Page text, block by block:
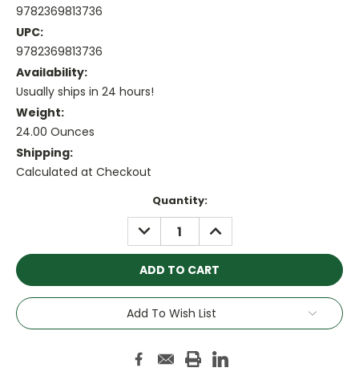
9782369813736
UPC:
9782369813736
Availability:
Usually ships in 24 hours!
Weight:
24.00 Ounces
Shipping:
Calculated at Checkout
Quantity:
DECREASE
QUANTITY:
INCREASE
QUANTITY:
Add To Wish List